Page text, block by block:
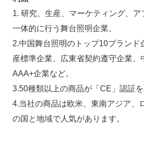
1. 研究、生産、マーケティング、ア
一体的に行う舞台照明企業。
2.中国舞台照明のトップ10ブランド
産標準企業、広東省契約遵守企業、
AAA+企業など。
3.50種類以上の商品が「CE」認証を
4.当社の商品は欧米、東南アジア、
の国と地域で人気があります。